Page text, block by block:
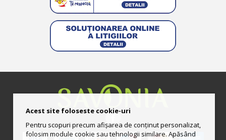
Acest site foloseste cookie-uri
Pentru scopuri precum afișarea de conținut personalizat,
folosim module cookie sau tehnologii similare. Apăsând